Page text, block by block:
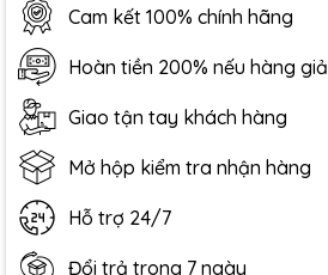
Cam kết 100% chính hãng
Hoàn tiền 200% nếu hàng giả
Giao tận tay khách hàng
Mở hộp kiểm tra nhận hàng
Hỗ trợ 24/7
Đổi trả trong 7 ngày